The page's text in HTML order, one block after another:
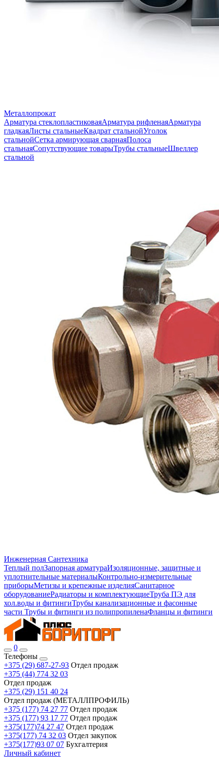
Металлопрокат
Арматура стеклопластиковаяАрматура рифленаяАрматура
гладкаяЛисты стальныеКвадрат стальнойУголок
стальнойСетка армирующая сварнаяПолоса
стальнаяСопутствующие товарыТрубы стальныеШвеллер
стальной
Инженерная Сантехника
Теплый полЗапорная арматураИзоляционные, защитные и
уплотнительные материалыКонтрольно-измерительные
приборыМетизы и крепежные изделияСанитарное
оборудованиеРадиаторы и комплектующиеТруба ПЭ для
хол.воды и фитингиТрубы канализационные и фасонные
части Трубы и фитинги из полипропиленаФланцы и фитинги
0
Телефоны
+375 (29) 687-27-93 Отдел продаж
+375 (44) 774 32 03
Отдел продаж
+375 (29) 151 40 24
Отдел продаж (МЕТАЛЛПРОФИЛЬ)
+375 (177) 74 27 77 Отдел продаж
+375 (177) 93 17 77 Отдел продаж
+375(177)74 27 47 Отдел продаж
+375(177) 74 32 03 Отдел закупок
+375(177)93 07 07 Бухгалтерия
Личный кабинет